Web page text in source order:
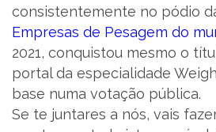
consistentemente no pódio
Empresas de Pesagem do
2021, conquistou mesmo o
portal da especialidade
base numa votação pública.
Se te juntares a nós, vais